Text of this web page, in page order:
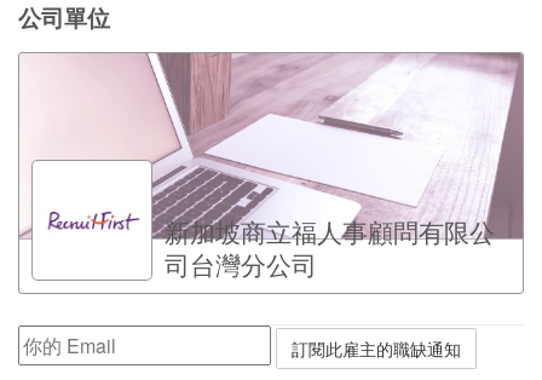
公司單位
新加坡商立福人事顧問有限公
司台灣分公司